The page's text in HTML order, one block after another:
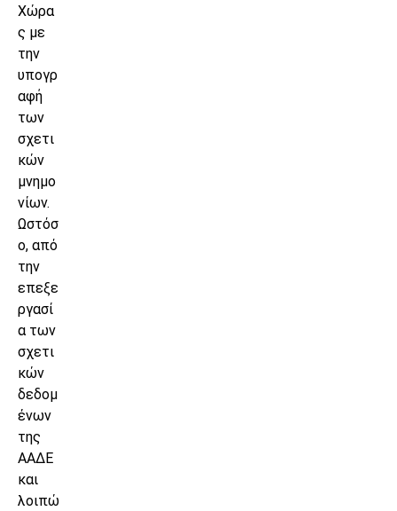
Χώρα
ς με
την
υπογρ
αφή
των
σχετι
κών
μνημο
νίων.
Ωστόσ
ο, από
την
επεξε
ργασί
α των
σχετι
κών
δεδομ
ένων
της
ΑΑΔΕ
και
λοιπώ